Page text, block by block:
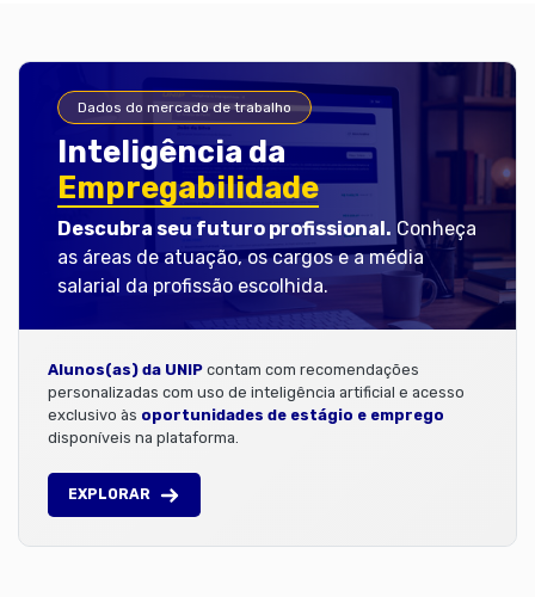
Dados do mercado de trabalho
Inteligência da
Empregabilidade
Descubra seu futuro profissional. Conheça
as áreas de atuação, os cargos e a média
salarial da profissão escolhida.
Alunos(as) da UNIP contam com recomendações
personalizadas com uso de inteligência artificial e acesso
exclusivo às oportunidades de estágio e emprego
disponíveis na plataforma.
EXPLORAR